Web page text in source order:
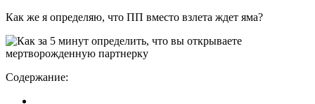
Как же я определяю, что ПП вместо взлета ждет яма?
Содержание: